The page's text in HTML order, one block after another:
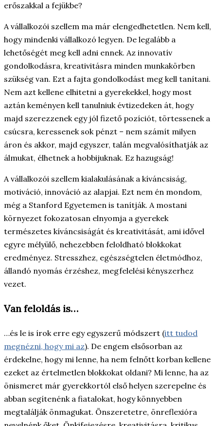
erőszakkal a fejükbe?
A vállalkozói szellem ma már elengedhetetlen. Nem kell,
hogy mindenki vállalkozó legyen. De legalább a
lehetőségét meg kell adni ennek. Az innovatív
gondolkodásra, kreativitásra minden munkakörben
szükség van. Ezt a fajta gondolkodást meg kell tanítani.
Nem azt kellene elhitetni a gyerekekkel, hogy most
aztán keményen kell tanulniuk évtizedeken át, hogy
majd szerezzenek egy jól fizető pozíciót, törtessenek a
csúcsra, keressenek sok pénzt – nem számít milyen
áron és akkor, majd egyszer, talán megvalósíthatják az
álmukat, élhetnek a hobbijuknak. Ez hazugság!
A vállalkozói szellem kialakulásának a kíváncsiság,
motiváció, innováció az alapjai. Ezt nem én mondom,
még a Stanford Egyetemen is tanítják. A mostani
környezet fokozatosan elnyomja a gyerekek
természetes kíváncsiságát és kreativitását, ami idővel
egyre mélyülő, nehezebben feloldható blokkokat
eredményez. Stresszhez, egészségtelen életmódhoz,
állandó nyomás érzéshez, megfelelési kényszerhez
vezet.
Van feloldás is…
…és le is írok erre egy egyszerű módszert (itt tudod
megnézni, hogy mi az). De engem elsősorban az
érdekelne, hogy mi lenne, ha nem felnőtt korban kellene
ezeket az értelmetlen blokkokat oldani? Mi lenne, ha az
önismeret már gyerekkortól első helyen szerepelne és
abban segítenénk a fiatalokat, hogy könnyebben
megtalálják önmagukat. Önszeretetre, önreflexióra